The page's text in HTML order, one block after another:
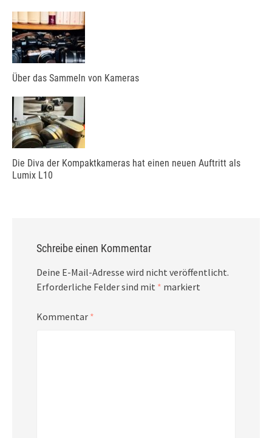
Über das Sammeln von Kameras
Die Diva der Kompaktkameras hat einen neuen Auftritt als
Lumix L10
Schreibe einen Kommentar
Deine E-Mail-Adresse wird nicht veröffentlicht.
Erforderliche Felder sind mit * markiert
Kommentar *